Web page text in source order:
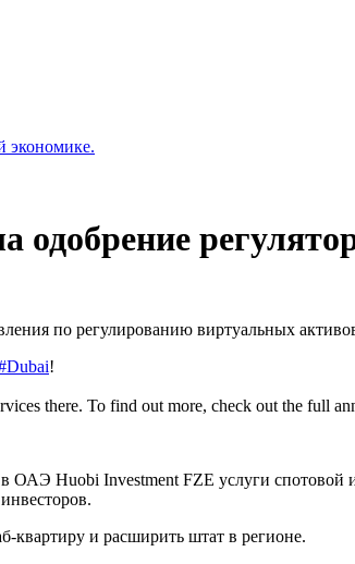
экономике.
по регулированию виртуальных
!
there. To find out more, check out the full
ОАЭ Huobi Investment FZE услуги
квартиру и расширить штат в регионе.